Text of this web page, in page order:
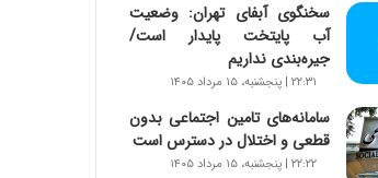
سخنگوی آبفای تهران: وضعیت
آب پایتخت پایدار است/
جیره‌بندی نداریم
۲۲:۳۱ | پنجشنبه، ۱۵ مرداد ۱۴۰۵
سامانه‌های تامین اجتماعی بدون
قطعی و اختلال در دسترس است
۲۲:۲۲ | پنجشنبه، ۱۵ مرداد ۱۴۰۵